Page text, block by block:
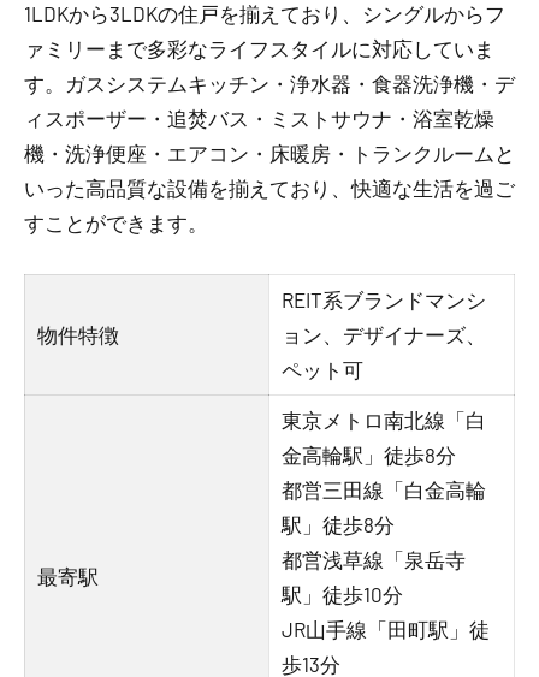
1LDKから3LDKの住戸を揃えており、シングルからフ
ァミリーまで多彩なライフスタイルに対応していま
す。ガスシステムキッチン・浄水器・食器洗浄機・デ
ィスポーザー・追焚バス・ミストサウナ・浴室乾燥
機・洗浄便座・エアコン・床暖房・トランクルームと
いった高品質な設備を揃えており、快適な生活を過ご
すことができます。
物件特徴
REIT系ブランドマンシ
ョン、デザイナーズ、
ペット可
最寄駅
東京メトロ南北線「白
金高輪駅」徒歩8分
都営三田線「白金高輪
駅」徒歩8分
都営浅草線「泉岳寺
駅」徒歩10分
JR山手線「田町駅」徒
歩13分